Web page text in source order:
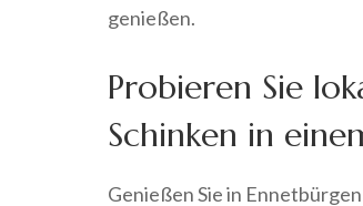
genießen.
Probieren Sie
Schinken in
Genießen Sie in